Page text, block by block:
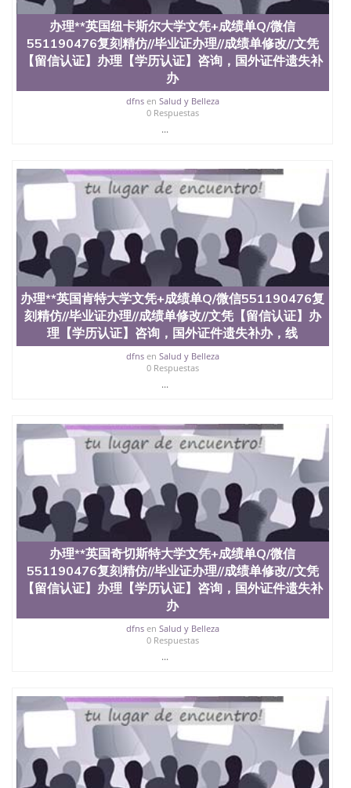
办理**英国纽卡斯尔大学文凭+成绩单Q/微信
551190476复刻精仿//毕业证办理//成绩单修改//文凭
【留信认证】办理【学历认证】咨询，国外证件遗失补
办
dfnsen Salud y Belleza
0 Respuestas
...
办理**英国肯特大学文凭+成绩单Q/微信551190476复
刻精仿//毕业证办理//成绩单修改//文凭【留信认证】办
理【学历认证】咨询，国外证件遗失补办，线
dfnsen Salud y Belleza
0 Respuestas
...
办理**英国奇切斯特大学文凭+成绩单Q/微信
551190476复刻精仿//毕业证办理//成绩单修改//文凭
【留信认证】办理【学历认证】咨询，国外证件遗失补
办
dfnsen Salud y Belleza
0 Respuestas
...